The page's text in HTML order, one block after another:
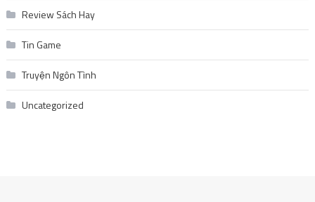
Review Sách Hay
Tin Game
Truyện Ngôn Tình
Uncategorized